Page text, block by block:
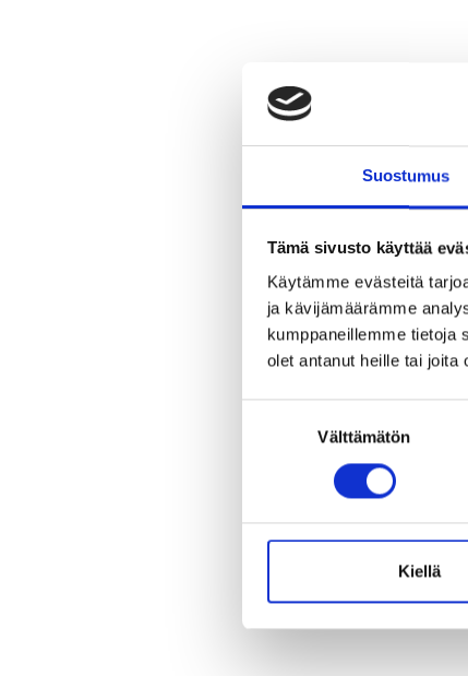
Suostumus
Tämä sivusto käyttää
Käytämme evästeitä
ja kävijämäärämme
kumppaneillemme tietoja
olet antanut heille tai joita
Välttämätön
Kiellä